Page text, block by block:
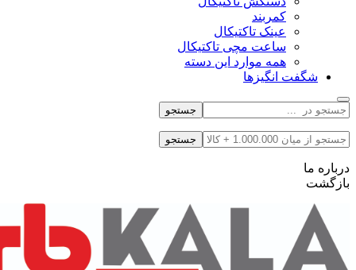
کمربند
عینک تاکتیکال
ساعت مچی تاکتیکال
همه موارد این دسته
شگفت انگیزها
جستجو
جستجو
درباره ما
بازگشت